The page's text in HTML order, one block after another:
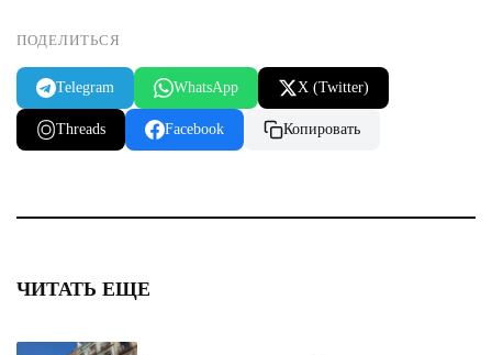
ПОДЕЛИТЬСЯ
Telegram WhatsApp X (Twitter)
Threads Facebook Копировать
ЧИТАТЬ ЕЩЕ